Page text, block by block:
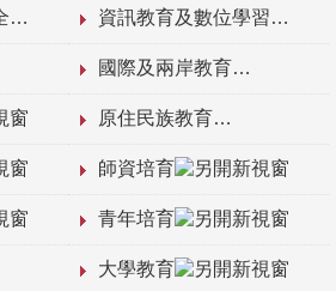
資訊教育及數位學習
國際及兩岸教育
原住民族教育
師資培育
青年培育
大學教育